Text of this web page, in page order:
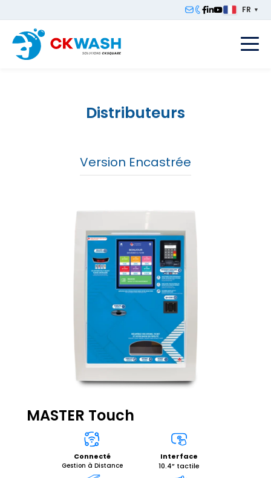
FR ▼
Distributeurs
Version Encastrée
MASTER Touch
Interface
10.4” tactile
Connecté
Gestion à Distance